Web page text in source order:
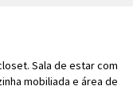
Sala de estar com
mobiliada e área de